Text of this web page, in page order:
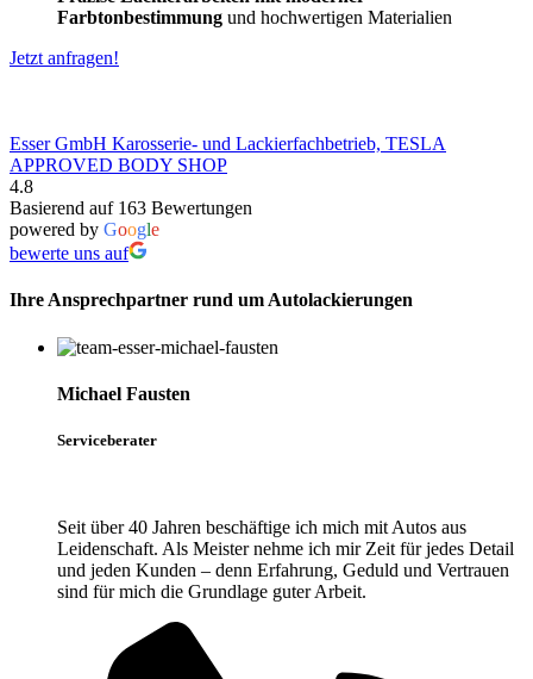
Farbtonbestimmung und hochwertigen Materialien
Jetzt anfragen!
Esser GmbH Karosserie- und Lackierfachbetrieb, TESLA
APPROVED BODY SHOP
4.8
Basierend auf 163 Bewertungen
powered by Google
bewerte uns auf
Ihre Ansprechpartner rund um Autolackierungen
Michael Fausten
Serviceberater
Seit über 40 Jahren beschäftige ich mich mit Autos aus
Leidenschaft. Als Meister nehme ich mir Zeit für jedes Detail
und jeden Kunden – denn Erfahrung, Geduld und Vertrauen
sind für mich die Grundlage guter Arbeit.